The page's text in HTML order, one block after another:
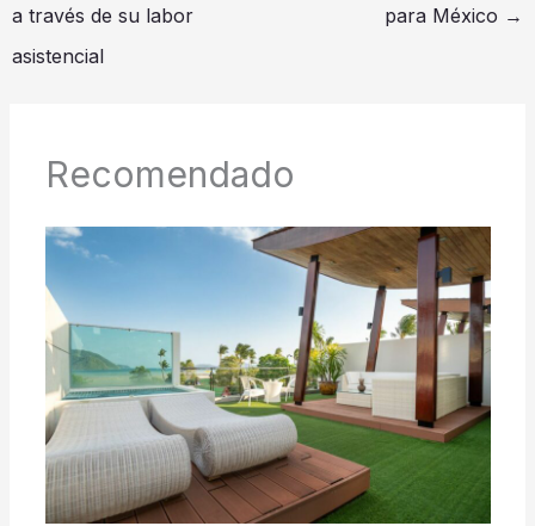
a través de su labor
asistencial
para México →
Recomendado